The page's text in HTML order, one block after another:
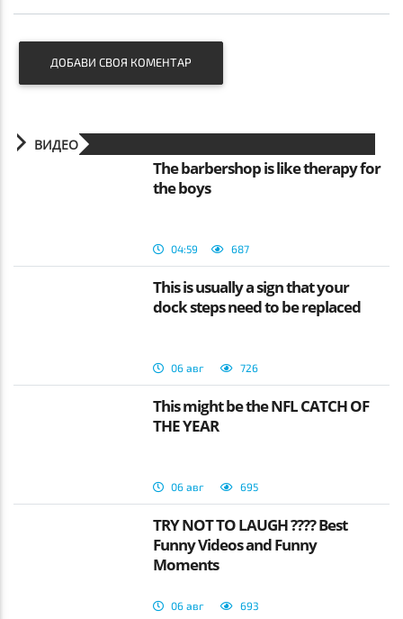
ДОБАВИ СВОЯ КОМЕНТАР
ВИДЕО
The barbershop is like therapy for
the boys
04:59 687
This is usually a sign that your
dock steps need to be replaced
06 авг 726
This might be the NFL CATCH OF
THE YEAR
06 авг 695
TRY NOT TO LAUGH ???? Best
Funny Videos and Funny
Moments
06 авг 693